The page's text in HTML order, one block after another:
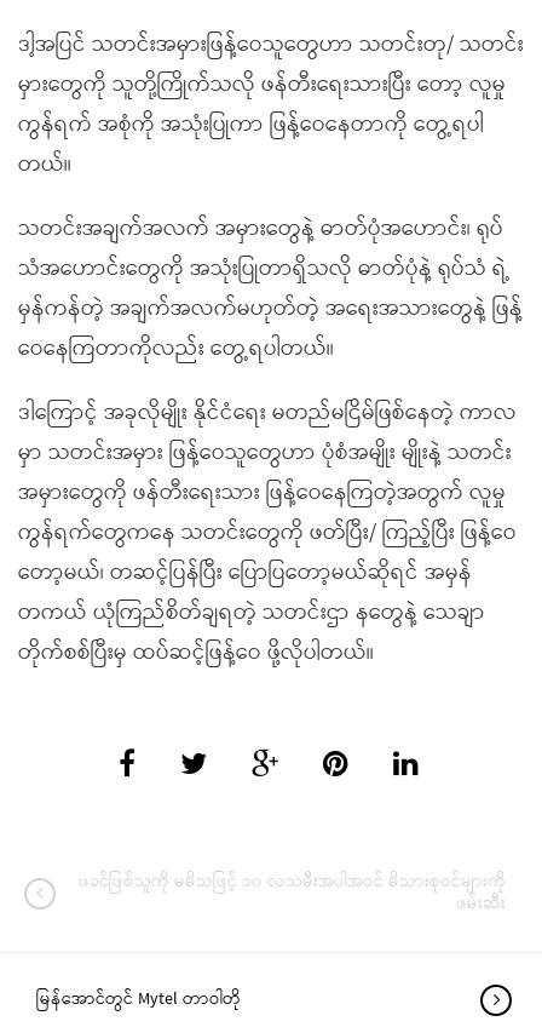
ဒါ့အပြင် သတင်းအမှားဖြန့်ဝေသူတွေဟာ သတင်းတု/ သတင်း
မှားတွေကို သူတို့ကြိုက်သလို ဖန်တီးရေးသားပြီး တော့ လူမှု
ကွန်ရက် အစုံကို‌ အသုံးပြုကာ ဖြန့်ဝေနေတာကို တွေ့ရပါ
တယ်။
သတင်းအချက်အလက် အမှားတွေနဲ့ ဓာတ်ပုံအဟောင်း၊ ရုပ်
သံအဟောင်းတွေကို အသုံးပြုတာရှိသလို ဓာတ်ပုံနဲ့ ရုပ်သံ ရဲ့
မှန်ကန်တဲ့ အချက်အလက်မဟုတ်တဲ့ အရေးအသားတွေနဲ့ ဖြန့်
ဝေနေကြတာကိုလည်း တွေ့ရပါတယ်။
ဒါကြောင့် အခုလိုမျိုး နိုင်ငံရေး မတည်မငြိမ်ဖြစ်နေတဲ့ ကာလ
မှာ သတင်းအမှား ဖြန့်ဝေသူတွေဟာ ပုံစံအမျိုး မျိုးနဲ့ သတင်း
အမှားတွေကို ဖန်တီးရေးသား ဖြန့်ဝေနေကြတဲ့အတွက် လူမှု
ကွန်ရက်တွေကနေ သတင်းတွေကို ဖတ်ပြီး/ ကြည့်ပြီး ဖြန့်ဝေ
တော့မယ်၊ တဆင့်ပြန်ပြီး ပြောပြတော့မယ်ဆိုရင် အမှန်
တကယ် ယုံကြည်စိတ်ချရတဲ့ သတင်းဌာ နတွေနဲ့ သေချာ
တိုက်စစ်ပြီးမှ ထပ်ဆင့်ဖြန့်ဝေ ဖို့လိုပါတယ်။
ဖခင်ဖြစ်သူကို မမိသဖြင့် ၁၀ လသမီးအပါအဝင် မိသားစုဝင်များကို
ဖမ်းဆီး
မြန်အောင်တွင် Mytel တာဝါတို